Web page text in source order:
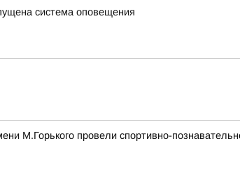
система оповещения
М.Горького провели спортивно-